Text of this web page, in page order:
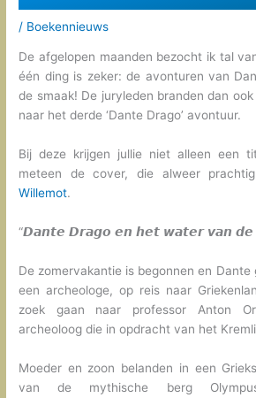
/ Boekennieuws
De afgelopen maanden bezocht ik tal
één ding is zeker: de avonturen van
de smaak! De juryleden branden dan
naar het derde ‘Dante Drago’ avontuur.
Bij deze krijgen jullie niet alleen een
meteen de cover, die alweer
Willemot.
“𝘿𝙖𝙣𝙩𝙚 𝘿𝙧𝙖𝙜𝙤 𝙚𝙣 𝙝𝙚𝙩 𝙬𝙖𝙩𝙚𝙧 𝙫𝙖𝙣
De zomervakantie is begonnen en Dante
een archeologe, op reis naar
zoek gaan naar professor Anton
archeoloog die in opdracht van het
Moeder en zoon belanden in een
van de mythische berg